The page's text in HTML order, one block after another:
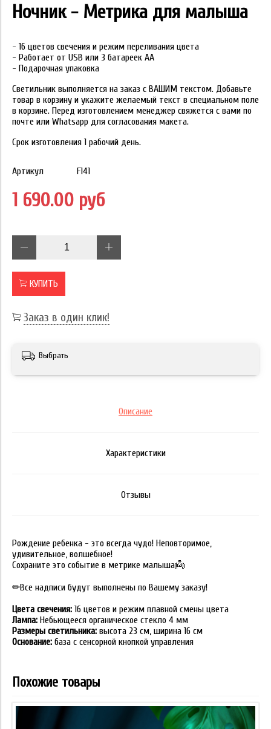
Ночник - Метрика для малыша
- 16 цветов свечения и режим переливания цвета
- Работает от USB или 3 батареек АА
- Подарочная упаковка
Светильник выполняется на заказ с ВАШИМ текстом. Добавьте
товар в корзину и укажите желаемый текст в специальном поле
в корзине. Перед изготовлением менеджер свяжется с вами по
почте или Whatsapp для согласования макета.
Срок изготовления 1 рабочий день.
Артикул F141
1 690.00 руб
КУПИТЬ
Заказ в один клик!
Выбрать
Описание
Характеристики
Отзывы
Рождение ребенка - это всегда чудо! Неповторимое,
удивительное, волшебное!
Сохраните это событие в метрике малыша👼
✏Все надписи будут выполнены по Вашему заказу!
Цвета свечения: 16 цветов и режим плавной смены цвета
Лампа: Небьющееся органическое стекло 4 мм
Размеры светильника: высота 23 см, ширина 16 см
Основание: база с сенсорной кнопкой управления
Похожие товары